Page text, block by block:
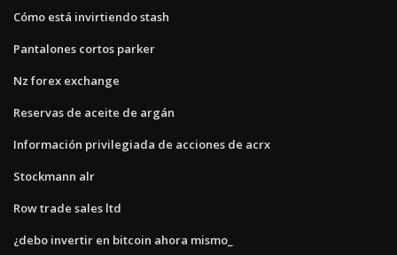
Cómo está invirtiendo stash
Pantalones cortos parker
Nz forex exchange
Reservas de aceite de argán
Información privilegiada de acciones de acrx
Stockmann alr
Row trade sales ltd
¿debo invertir en bitcoin ahora mismo_